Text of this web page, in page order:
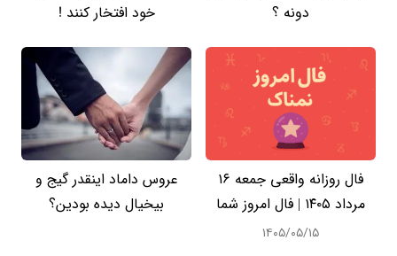
دونه ؟
خود افتخار کنند !
فال روزانه واقعی جمعه ۱۶
مرداد ۱۴۰۵ | فال امروز شما
۱۴۰۵/۰۵/۱۵
عروس داماد اینقدر گیج و
بیخیال دیده بودین؟